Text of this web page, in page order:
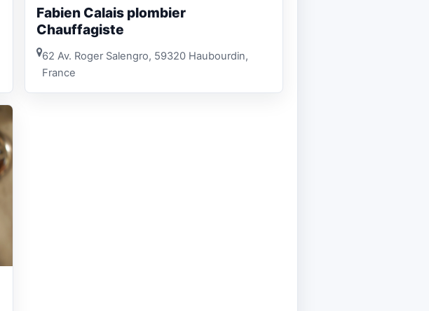
Fabien Calais plombier
Chauffagiste
62 Av. Roger Salengro, 59320 Haubourdin,
France